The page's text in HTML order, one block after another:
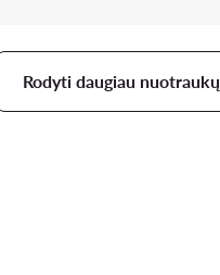
Rodyti daugiau nuotraukų